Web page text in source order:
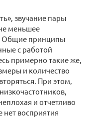
звучание пары
меньшее
Общие принципы
с работой
примерно такие же,
и количество
При этом,
и отчетливо
нет восприятия